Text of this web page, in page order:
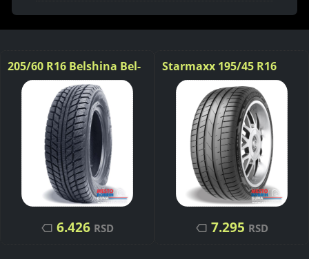
205/60 R16 Belshina Bel-
277 ARTMOTION SNOW
M+S
6.426 RSD
Starmaxx 195/45 R16
UltraSport ST760 84V
7.295 RSD